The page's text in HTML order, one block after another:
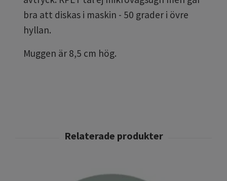
bra att diskas i maskin - 50 grader i övre
hyllan.
Muggen är 8,5 cm hög.